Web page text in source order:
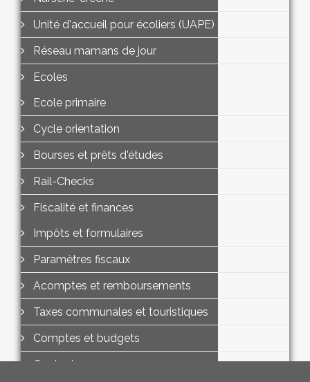
Unité d'accueil pour écoliers (UAPE)
Réseau mamans de jour
Ecoles
Ecole primaire
Cycle orientation
Bourses et prêts d'études
Rail-Checks
Fiscalité et finances
Impôts et formulaires
Paramètres fiscaux
Acomptes et remboursements
Taxes communales et touristiques
Comptes et budgets
Contact